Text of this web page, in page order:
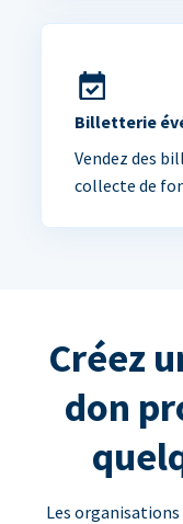
Billetterie
Vendez des
collecte de
Créez
don
Les